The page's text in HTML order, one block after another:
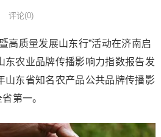
评论(0)
高质量发展山东行”活动在济南启
东农业品牌传播影响力指数报告发
山东省知名农产品公共品牌传播影
第一。